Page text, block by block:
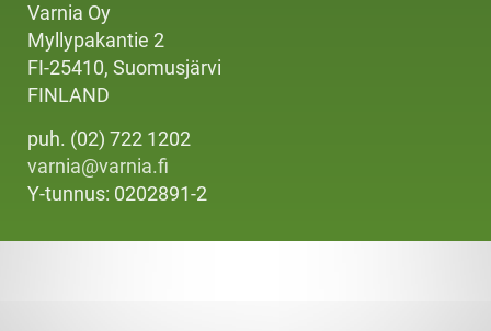
Varnia Oy
Myllypakantie 2
FI-25410, Suomusjärvi
FINLAND
puh. (02) 722 1202
varnia@varnia.fi
Y-tunnus: 0202891-2